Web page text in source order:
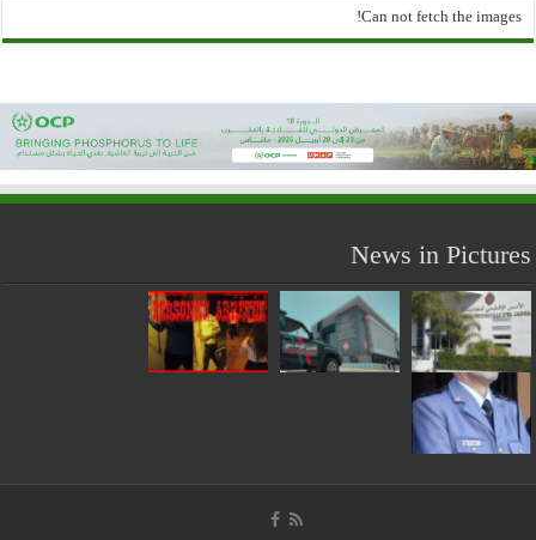
Can not fetch the images!
News in Pictures